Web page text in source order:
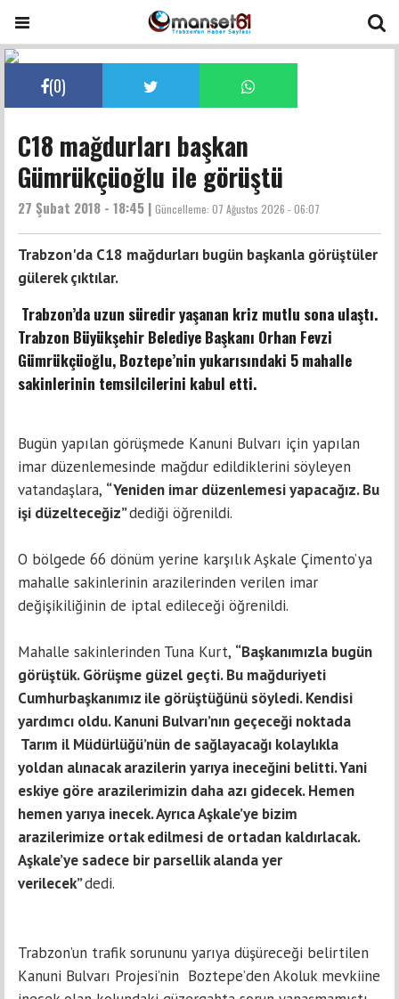
(0)
C18 mağdurları başkan
Gümrükçüoğlu ile görüştü
27 Şubat 2018 - 18:45 | Güncelleme: 07 Ağustos 2026 - 06:07
Trabzon'da C18 mağdurları bugün başkanla görüştüler
gülerek çıktılar.
Trabzon’da uzun süredir yaşanan kriz mutlu sona ulaştı.
Trabzon Büyükşehir Belediye Başkanı Orhan Fevzi
Gümrükçüoğlu, Boztepe’nin yukarısındaki 5 mahalle
sakinlerinin temsilcilerini kabul etti.
Bugün yapılan görüşmede Kanuni Bulvarı için yapılan
imar düzenlemesinde mağdur edildiklerini söyleyen
vatandaşlara, “Yeniden imar düzenlemesi yapacağız. Bu
işi düzelteceğiz”dediği öğrenildi.
O bölgede 66 dönüm yerine karşılık Aşkale Çimento’ya
mahalle sakinlerinin arazilerinden verilen imar
değişikiliğinin de iptal edileceği öğrenildi.
Mahalle sakinlerinden Tuna Kurt, “Başkanımızla bugün
görüştük. Görüşme güzel geçti. Bu mağduriyeti
Cumhurbaşkanımız ile görüştüğünü söyledi. Kendisi
yardımcı oldu. Kanuni Bulvarı’nın geçeceği noktada
Tarım il Müdürlüğü’nün de sağlayacağı kolaylıkla
yoldan alınacak arazilerin yarıya ineceğini belitti. Yani
eskiye göre arazilerimizin daha azı gidecek. Hemen
hemen yarıya inecek. Ayrıca Aşkale’ye bizim
arazilerimize ortak edilmesi de ortadan kaldırlacak.
Aşkale’ye sadece bir parsellik alanda yer
verilecek”dedi.
Trabzon’un trafik sorununu yarıya düşüreceği belirtilen
Kanuni Bulvarı Projesi’nin Boztepe’den Akoluk mevkiine